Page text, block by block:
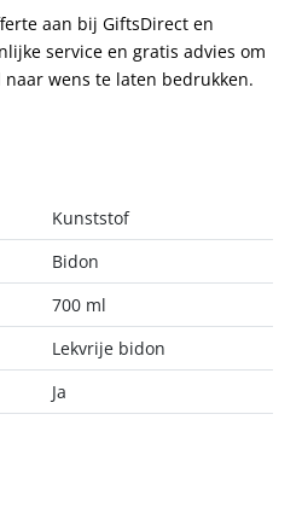
aan bij GiftsDirect en
service en gratis advies om
wens te laten bedrukken.
Kunststof
Bidon
700 ml
Lekvrije bidon
Ja